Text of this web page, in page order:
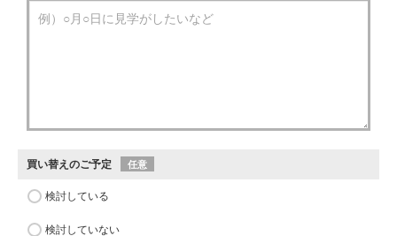
買い替えのご予定 任意
検討している
検討していない